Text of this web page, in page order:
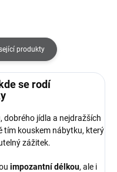
produkty
se rodí
dobrého jídla a nejdražších
tím kouskem nábytku, který
zážitek.
impozantní délkou, ale i